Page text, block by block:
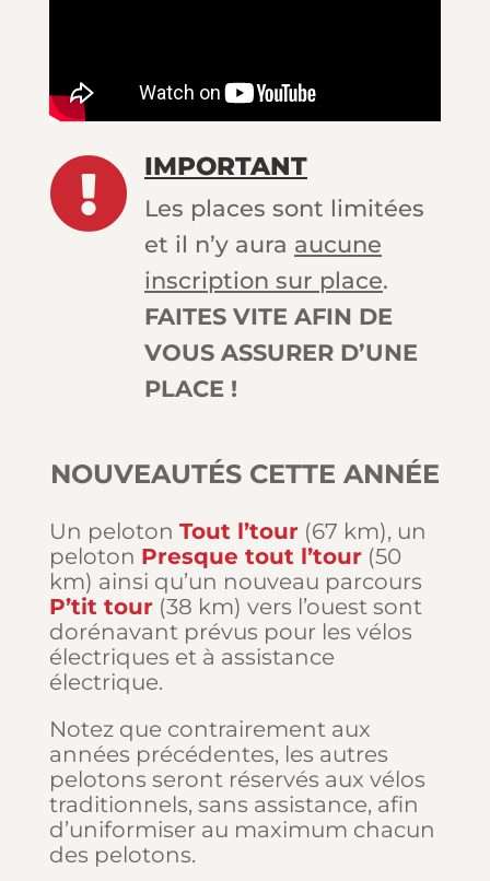
 IMPORTANT
Les places sont limitées
et il n’y aura aucune
inscription sur place.
FAITES VITE AFIN DE
VOUS ASSURER D’UNE
PLACE !
NOUVEAUTÉS CETTE ANNÉE
Un peloton Tout l’tour(67 km), un
peloton Presque tout l’tour(50
km) ainsi qu’un nouveau parcours
P’tit tour(38 km) vers l’ouest sont
dorénavant prévus pour les vélos
électriques et à assistance
électrique.
Notez que contrairement aux
années précédentes, les autres
pelotons seront réservés aux vélos
traditionnels, sans assistance, afin
d’uniformiser au maximum chacun
des pelotons.